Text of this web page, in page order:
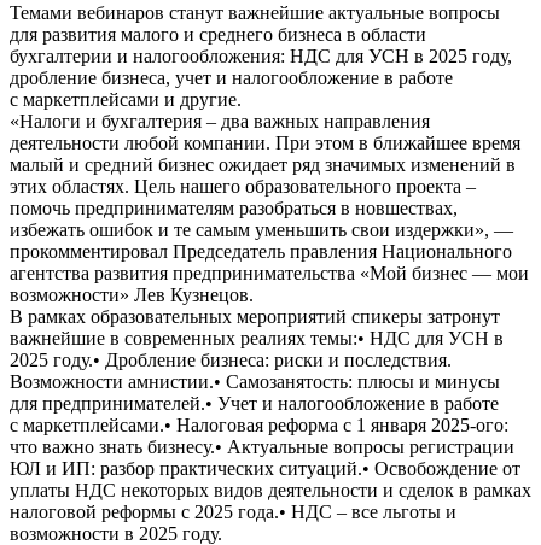
Темами вебинаров станут важнейшие актуальные вопросы
для развития малого и среднего бизнеса в области
бухгалтерии и налогообложения: НДС для УСН в 2025 году,
дробление бизнеса, учет и налогообложение в работе
с маркетплейсами и другие.
«Налоги и бухгалтерия – два важных направления
деятельности любой компании. При этом в ближайшее время
малый и средний бизнес ожидает ряд значимых изменений в
этих областях. Цель нашего образовательного проекта –
помочь предпринимателям разобраться в новшествах,
избежать ошибок и те самым уменьшить свои издержки», —
прокомментировал Председатель правления Национального
агентства развития предпринимательства «Мой бизнес — мои
возможности» Лев Кузнецов.
В рамках образовательных мероприятий спикеры затронут
важнейшие в современных реалиях темы:• НДС для УСН в
2025 году.• Дробление бизнеса: риски и последствия.
Возможности амнистии.• Самозанятость: плюсы и минусы
для предпринимателей.• Учет и налогообложение в работе
с маркетплейсами.• Налоговая реформа с 1 января 2025-ого:
что важно знать бизнесу.• Актуальные вопросы регистрации
ЮЛ и ИП: разбор практических ситуаций.• Освобождение от
уплаты НДС некоторых видов деятельности и сделок в рамках
налоговой реформы с 2025 года.• НДС – все льготы и
возможности в 2025 году.